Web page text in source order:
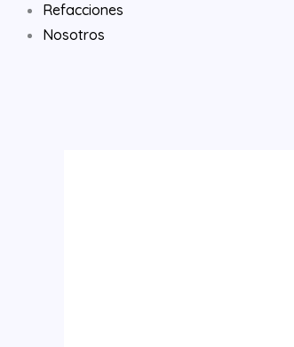
Refacciones
Nosotros